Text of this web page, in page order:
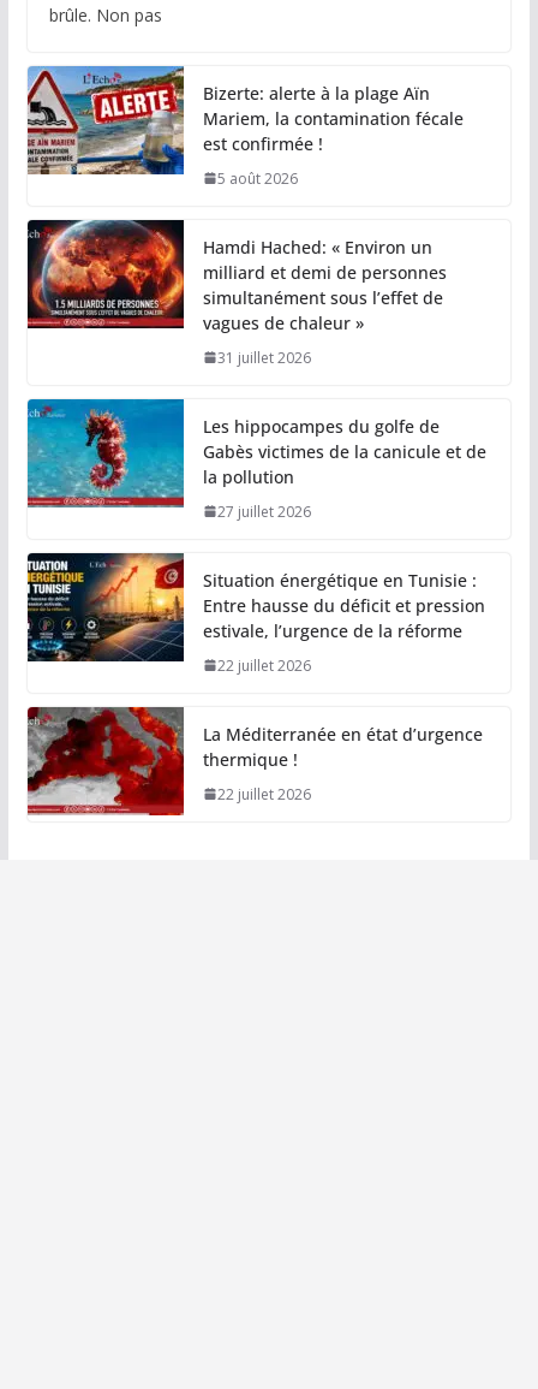
brûle. Non pas
Bizerte: alerte à la plage Aïn
Mariem, la contamination fécale
est confirmée !
5 août 2026
Hamdi Hached: « Environ un
milliard et demi de personnes
simultanément sous l’effet de
vagues de chaleur »
31 juillet 2026
Les hippocampes du golfe de
Gabès victimes de la canicule et de
la pollution
27 juillet 2026
Situation énergétique en Tunisie :
Entre hausse du déficit et pression
estivale, l’urgence de la réforme
22 juillet 2026
La Méditerranée en état d’urgence
thermique !
22 juillet 2026